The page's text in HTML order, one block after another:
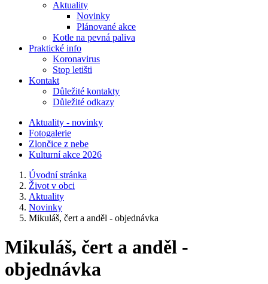
Aktuality
Novinky
Plánované akce
Kotle na pevná paliva
Praktické info
Koronavirus
Stop letišti
Kontakt
Důležité kontakty
Důležité odkazy
Aktuality - novinky
Fotogalerie
Zlončice z nebe
Kulturní akce 2026
Úvodní stránka
Život v obci
Aktuality
Novinky
Mikuláš, čert a anděl - objednávka
Mikuláš, čert a anděl -
objednávka